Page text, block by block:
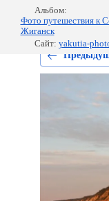
Альбом:
Фото путешествия к
Жиганск
Сайт: yakutia-